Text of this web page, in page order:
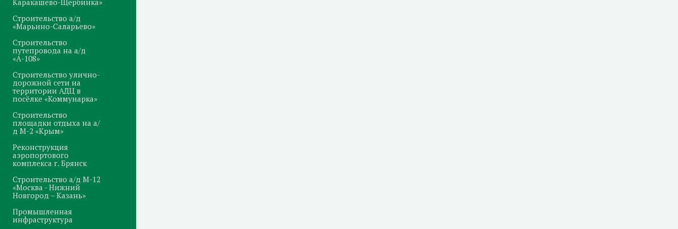
Каракашево-Щербинка»
Строительство а/д
«Марьино-Саларьево»
Строительство
путепровода на а/д
«А-108»
Строительство улично-
дорожной сети на
территории АДЦ в
посёлке «Коммунарка»
Строительство
площадки отдыха на а/
д М-2 «Крым»
Реконструкция
аэропортового
комплекса г. Брянск
Строительство а/д М-12
«Москва - Нижний
Новгород – Казань»
Промышленная
инфраструктура